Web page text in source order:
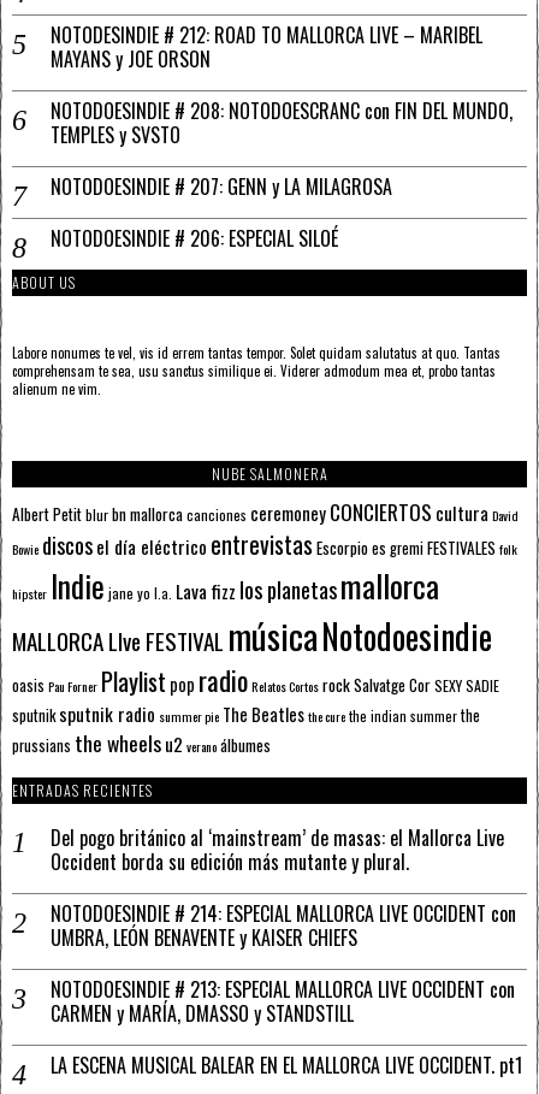
NOTODESINDIE # 212: ROAD TO MALLORCA LIVE – MARIBEL
MAYANS y JOE ORSON
NOTODOESINDIE # 208: NOTODOESCRANC con FIN DEL MUNDO,
TEMPLES y SVSTO
NOTODOESINDIE # 207: GENN y LA MILAGROSA
NOTODOESINDIE # 206: ESPECIAL SILOÉ
ABOUT US
Labore nonumes te vel, vis id errem tantas tempor. Solet quidam salutatus at quo. Tantas
comprehensam te sea, usu sanctus similique ei. Viderer admodum mea et, probo tantas
alienum ne vim.
NUBE SALMONERA
Albert Petitblurbn mallorcacanciones ceremoneyCONCIERTOS cultura David
Bowie discosel día eléctrico entrevistas Escorpioes gremiFESTIVALES folk
hipster Indie jane yo l.a. Lava fizz los planetasmallorca
MALLORCA LIve FESTIVAL músicaNotodoesindie
oasis Pau Forner Playlist pop radioRelatos CortosrockSalvatge CorSEXY SADIE
sputnik sputnik radio summer pie The Beatlesthe curethe indian summerthe
prussians the wheelsu2 veranoálbumes
ENTRADAS RECIENTES
Del pogo británico al ‘mainstream’ de masas: el Mallorca Live
Occident borda su edición más mutante y plural.
NOTODOESINDIE # 214: ESPECIAL MALLORCA LIVE OCCIDENT con
UMBRA, LEÓN BENAVENTE y KAISER CHIEFS
NOTODOESINDIE # 213: ESPECIAL MALLORCA LIVE OCCIDENT con
CARMEN y MARÍA, DMASSO y STANDSTILL
LA ESCENA MUSICAL BALEAR EN EL MALLORCA LIVE OCCIDENT. pt1